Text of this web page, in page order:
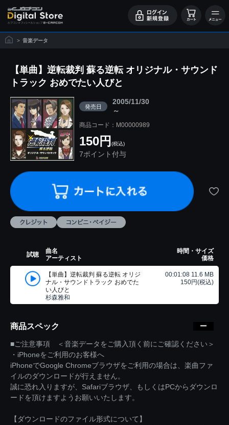
> 音楽データ
【単曲】逆転裁判 蘇る逆転 オリジナル・サウンド
トラック おめでたい人びと
発売日
2005/11/30
～
商品コード：M00000989
150円 (税込)
7ポイント付与
試聴
曲名
アーティスト
時間・サイズ
価格
【単曲】逆転裁判 蘇る逆転 オリジ
ナル・サウンドトラック おめでた
い人びと
杉森雅和
00:01:08 11.6 MB
150円(税込)
商品スペック
■ご注意事項 ＜音楽データをご購入頂く前にご確認ください＞
・iPhoneをご利用のお客様へ
iPhoneでGoogle Chromeブラウザをご利用の場合は、楽曲ファ
イルのダウンロードが行えません。
誠に恐れ入りますが、Safariブラウザ、もしくはPCからダウンロ
ードを頂けますようお願いいたします。
【ダウンロードのファイル形式について】